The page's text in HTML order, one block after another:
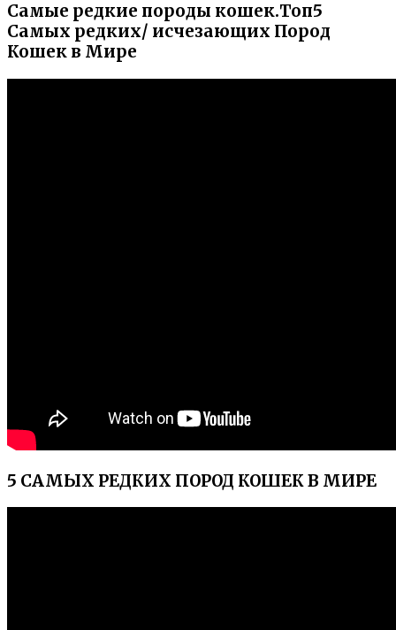
Самые редкие породы кошек.Топ5
Самых редких/ исчезающих Пород
Кошек в Мире
5 САМЫХ РЕДКИХ ПОРОД КОШЕК В МИРЕ